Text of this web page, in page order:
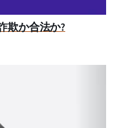
欺か合法か?